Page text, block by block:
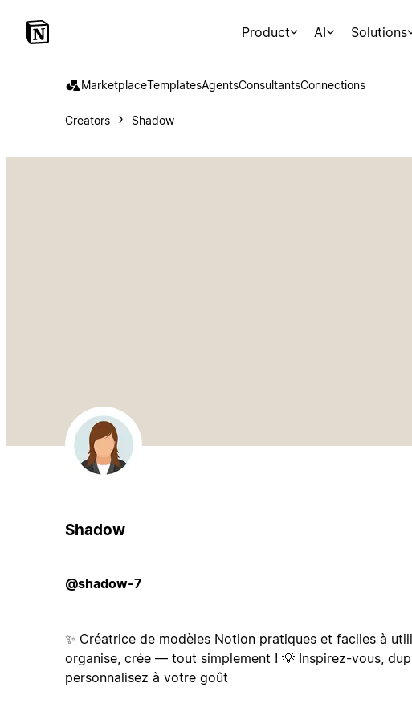
Product AI Solutions
MarketplaceTemplatesAgentsConsultantsConnections
Creators Shadow
Shadow
@shadow-7
✨ Créatrice de modèles Notion pratiques et faciles à
organise, crée — tout simplement ! 💡 Inspirez-vous,
personnalisez à votre goût